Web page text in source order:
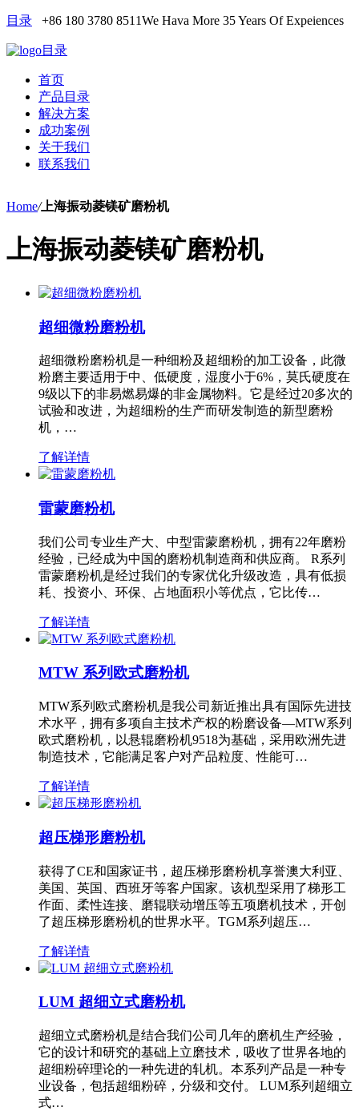
目录 +86 180 3780 8511We Hava More 35 Years Of Expeiences
目录
首页
产品目录
解决方案
成功案例
关于我们
联系我们
Home/上海振动菱镁矿磨粉机
上海振动菱镁矿磨粉机
超细微粉磨粉机
超细微粉磨粉机是一种细粉及超细粉的加工设备，此微
粉磨主要适用于中、低硬度，湿度小于6%，莫氏硬度在
9级以下的非易燃易爆的非金属物料。它是经过20多次的
试验和改进，为超细粉的生产而研发制造的新型磨粉
机，…
了解详情
雷蒙磨粉机
我们公司专业生产大、中型雷蒙磨粉机，拥有22年磨粉
经验，已经成为中国的磨粉机制造商和供应商。 R系列
雷蒙磨粉机是经过我们的专家优化升级改造，具有低损
耗、投资小、环保、占地面积小等优点，它比传…
了解详情
MTW 系列欧式磨粉机
MTW系列欧式磨粉机是我公司新近推出具有国际先进技
术水平，拥有多项自主技术产权的粉磨设备—MTW系列
欧式磨粉机，以悬辊磨粉机9518为基础，采用欧洲先进
制造技术，它能满足客户对产品粒度、性能可…
了解详情
超压梯形磨粉机
获得了CE和国家证书，超压梯形磨粉机享誉澳大利亚、
美国、英国、西班牙等客户国家。该机型采用了梯形工
作面、柔性连接、磨辊联动增压等五项磨机技术，开创
了超压梯形磨粉机的世界水平。TGM系列超压…
了解详情
LUM 超细立式磨粉机
超细立式磨粉机是结合我们公司几年的磨机生产经验，
它的设计和研究的基础上立磨技术，吸收了世界各地的
超细粉碎理论的一种先进的轧机。本系列产品是一种专
业设备，包括超细粉碎，分级和交付。 LUM系列超细立
式…